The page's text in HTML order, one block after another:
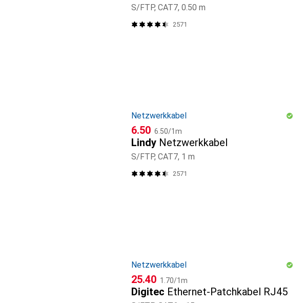
S/FTP, CAT7, 0.50 m
2571
Netzwerkkabel
CHF
6.50 CHF
6.50/1m
Lindy Netzwerkkabel
S/FTP, CAT7, 1 m
2571
Netzwerkkabel
CHF
25.40 CHF
1.70/1m
Digitec Ethernet-Patchkabel RJ45